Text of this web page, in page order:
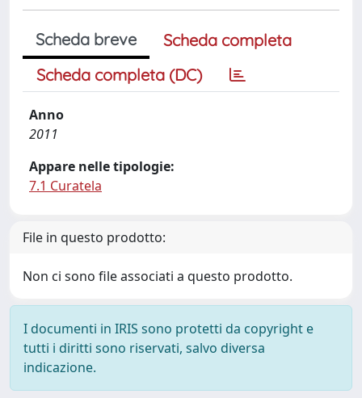
Scheda breve
Scheda completa
Scheda completa (DC)
Anno
2011
Appare nelle tipologie:
7.1 Curatela
File in questo prodotto:
Non ci sono file associati a questo prodotto.
I documenti in IRIS sono protetti da copyright e
tutti i diritti sono riservati, salvo diversa
indicazione.